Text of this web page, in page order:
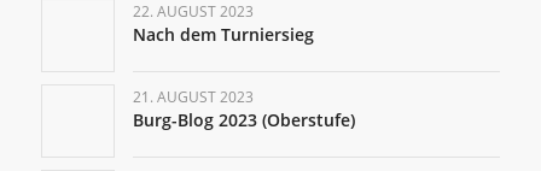
22. AUGUST 2023
Nach dem Turniersieg
21. AUGUST 2023
Burg-Blog 2023 (Oberstufe)